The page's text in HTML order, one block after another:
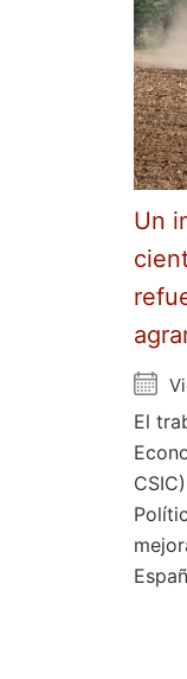
Un
El